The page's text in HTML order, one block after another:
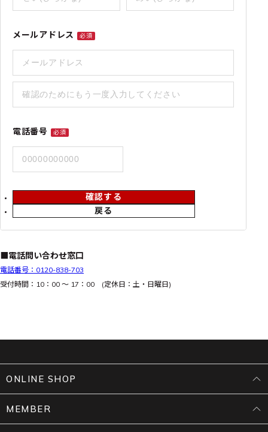
メールアドレス 必須
電話番号 必須
戻る
確認する
■電話問い合わせ窓口
電話番号：0120-838-703
受付時間：10：00 ～ 17：00 (定休日：土・日曜日)
ONLINE SHOP
MEMBER